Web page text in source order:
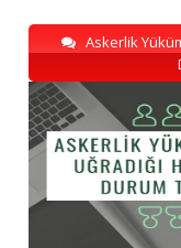
Askerlik